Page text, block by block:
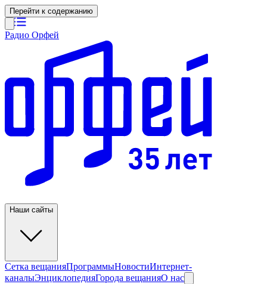
Перейти к содержанию
Радио Орфей
Наши сайты
Сетка вещанияПрограммыНовостиИнтернет-
каналыЭнциклопедияГорода вещанияО нас